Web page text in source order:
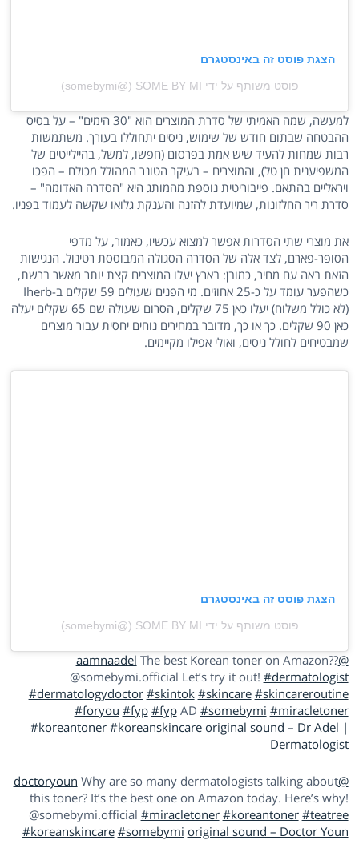
הצגת פוסט זה באינסטגרם
פוסט משותף על ידי ‏‎SOME BY MI‎‏ (@‏‎somebymi‎‏)
למעשה, שמה האמיתי של סדרת המוצרים הוא "30 הימים" – על בסיס
ההבטחה שבתום חודש של שימוש, ניסים יתחוללו בעורך. משתמשות
רבות שמחות להעיד שיש אמת בפרסום (חפשו, למשל, בהיילייטים של
המשפיענית חן טל), והמוצרים – בעיקר הטונר המהולל מכולם – הפכו
ויראליים בהתאם. פייבוריטית נוספת מהמותג היא "הסדרה האדומה" –
סדרת ריר החלזונות, שמיועדת להזנה והענקת גלואו שקשה לעמוד בפניו.
את מוצרי שתי הסדרות אפשר למצוא עכשיו, כאמור, על מדפי
הסופר-פארם, לצד אלה של הסדרה הסגולה המבוססת רטינול. הנגישות
הזאת באה עם מחיר, כמובן: בארץ יעלו המוצרים קצת יותר מאשר ברשת,
כשהפער עומד על כ-25 אחוזים. מי הפנים שעולים 59 שקלים ב-Iherb
(לא כולל משלוח) יעלו כאן 75 שקלים, הסרום שעולה שם 65 שקלים יעלה
כאן 90 שקלים. כך או כך, מדובר במחירים נוחים יחסית עבור מוצרים
שמבטיחים לחולל ניסים, ואולי אפילו מקיימים.
הצגת פוסט זה באינסטגרם
פוסט משותף על ידי ‏‎SOME BY MI‎‏ (@‏‎somebymi‎‏)
@aamnaadel
The best Korean toner on Amazon??
@somebymi.official Let’s try it out! #dermatologist
#dermatologydoctor #skintok #skincare #skincareroutine
#foryou #fyp #fypAD #somebymi #miracletoner
#koreantoner #koreanskincare original sound – Dr Adel |
Dermatologist
@doctoryoun
Why are so many dermatologists talking about
this toner? It’s the best one on Amazon today. Here’s why!
@somebymi.official #miracletoner #koreantoner #teatree
#koreanskincare #somebymi original sound – Doctor Youn